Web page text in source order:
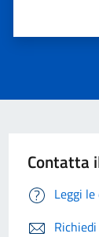
Contatta
Leggi